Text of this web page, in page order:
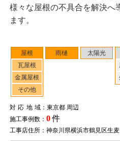
屋根
瓦屋根
金属屋根
その他
雨樋 太陽光
対応地域：東京都 周辺
施工事例数： 0件
工事店住所：神奈川県横浜市鶴見区生麦
様々な屋根の不具合を解決へ
ます。